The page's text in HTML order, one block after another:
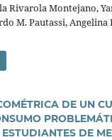
Rivarola Montejano,
M. Pautassi,
DE UN
ESTUDIANTES DE